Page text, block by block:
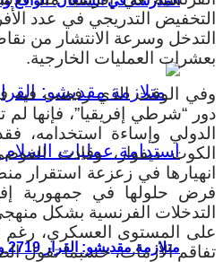
التخفيض التدريجي في عدد
التدخل وسرعة الانتشار من
بعشرات العمليات الخارجية.
وفي الوقت الذي رفضت فيه
دور “شرطي إفريقيا”، فإنها لم
الدولي وإساءة استخدامه،
الكوت ديفوار، وقادت
انهيارها في زعزعة استقرار
فرض حلولها في جمهورية
التدخلات الفرنسية بشكل
على المستوى العسكري، رغم
تفاقم الأزمات، حسبما تقول